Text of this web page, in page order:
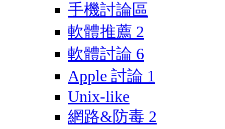
手機討論區
軟體推薦 2
軟體討論 6
Apple 討論 1
Unix-like
網路&防毒 2